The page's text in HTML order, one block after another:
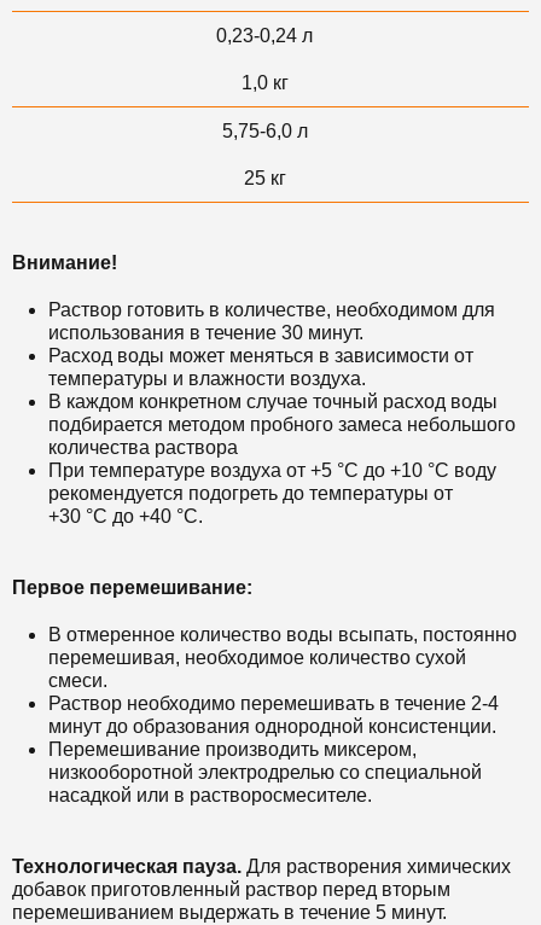
0,23-0,24 л
1,0 кг
5,75-6,0 л
25 кг
Внимание!
Раствор готовить в количестве, необходимом для
использования в течение 30 минут.
Расход воды может меняться в зависимости от
температуры и влажности воздуха.
В каждом конкретном случае точный расход воды
подбирается методом пробного замеса небольшого
количества раствора
При температуре воздуха от +5 °С до +10 °С воду
рекомендуется подогреть до температуры от
+30 °С до +40 °С.
Первое перемешивание:
В отмеренное количество воды всыпать, постоянно
перемешивая, необходимое количество сухой
смеси.
Раствор необходимо перемешивать в течение 2-4
минут до образования однородной консистенции.
Перемешивание производить миксером,
низкооборотной электродрелью со специальной
насадкой или в растворосмесителе.
Технологическая пауза. Для растворения химических
добавок приготовленный раствор перед вторым
перемешиванием выдержать в течение 5 минут.